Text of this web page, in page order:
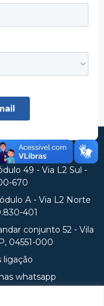
49 - Via L2 Sul -
670
A - Via L2 Norte
401
conjunto 52 - Vila
04551-000
ligação
whatsapp